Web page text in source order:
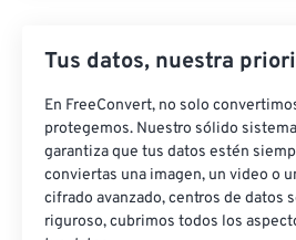
Tus datos, nuestra
En FreeConvert, no solo
protegemos. Nuestro sólido
garantiza que tus datos estén
conviertas una imagen, un video o
cifrado avanzado, centros de datos
riguroso, cubrimos todos los